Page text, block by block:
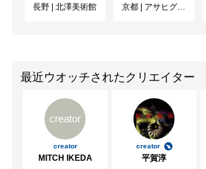
長野 | 北澤美術館
京都 | アサヒグループ大山崎山荘美術館
最近ウオッチされたクリエイター
creator
creator
MITCH IKEDA
creator
平賀淳